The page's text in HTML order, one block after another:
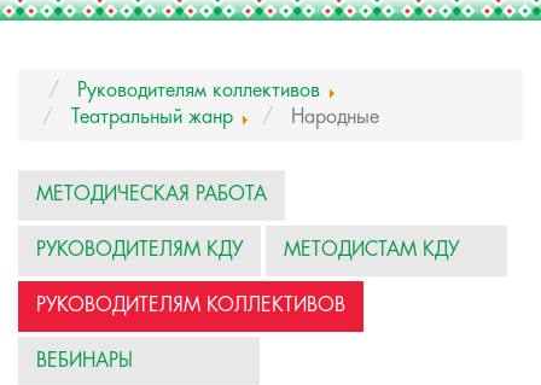
Руководителям коллективов
Театральный жанр
Народные
МЕТОДИЧЕСКАЯ РАБОТА
РУКОВОДИТЕЛЯМ КДУ МЕТОДИСТАМ КДУ
РУКОВОДИТЕЛЯМ КОЛЛЕКТИВОВ
ВЕБИНАРЫ